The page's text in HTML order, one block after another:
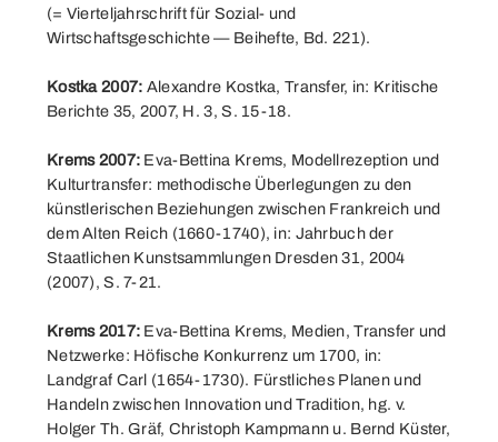
(= Vierteljahrschrift für Sozial- und
Wirtschaftsgeschichte — Beihefte, Bd. 221).
Kostka 2007: Alexandre Kostka, Transfer, in: Kritische
Berichte 35, 2007, H. 3, S. 15-18.
Krems 2007: Eva-Bettina Krems, Modellrezeption und
Kulturtransfer: methodische Überlegungen zu den
künstlerischen Beziehungen zwischen Frankreich und
dem Alten Reich (1660-1740), in: Jahrbuch der
Staatlichen Kunstsammlungen Dresden 31, 2004
(2007), S. 7-21.
Krems 2017: Eva-Bettina Krems, Medien, Transfer und
Netzwerke: Höfische Konkurrenz um 1700, in:
Landgraf Carl (1654-1730). Fürstliches Planen und
Handeln zwischen Innovation und Tradition, hg. v.
Holger Th. Gräf, Christoph Kampmann u. Bernd Küster,